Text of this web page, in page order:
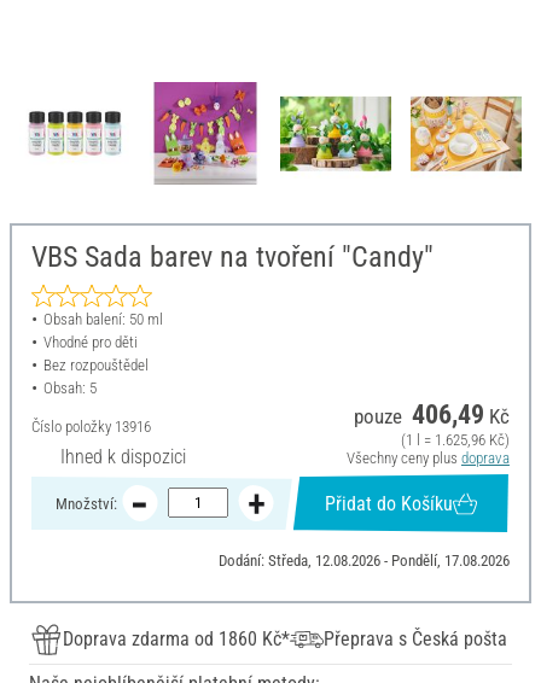
VBS Sada barev na tvoření "Candy"
Obsah balení: 50 ml
Vhodné pro děti
Bez rozpouštědel
Obsah: 5
Číslo položky 13916
Ihned k dispozici
pouze 406,49 Kč
(1 l = 1.625,96 Kč)
Všechny ceny plus doprava
Množství: Přidat do Košíku
Dodání: Středa, 12.08.2026 - Pondělí, 17.08.2026
Doprava zdarma od 1860 Kč*
Přeprava s Česká pošta